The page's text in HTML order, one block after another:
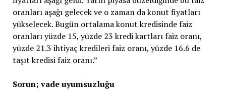
oranları aşağı gelecek ve o zaman da konut fiyatları
yükselecek. Bugün ortalama konut kredisinde faiz
oranları yüzde 15, yüzde 23 kredi kartları faiz oranı,
yüzde 21.3 ihtiyaç kredileri faiz oranı, yüzde 16.6 de
taşıt kredisi faiz oranı.”
Sorun; vade uyumsuzluğu